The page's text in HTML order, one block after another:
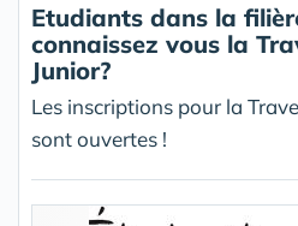
Etudiants dans la
connaissez vous la
Junior?
Les inscriptions pour la
sont ouvertes !